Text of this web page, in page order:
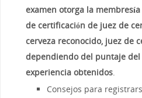
examen otorga la membresía
de certificación de juez de
cerveza reconocido, juez de
dependiendo del puntaje
experiencia obtenidos.
Consejos para